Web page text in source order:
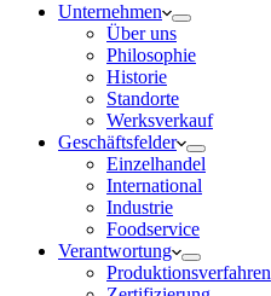
Unternehmen
Über uns
Philosophie
Historie
Standorte
Werksverkauf
Geschäftsfelder
Einzelhandel
International
Industrie
Foodservice
Verantwortung
Produktionsverfahren